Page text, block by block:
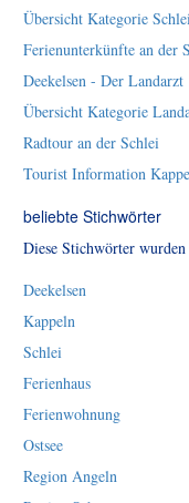
Übersicht Kategorie
Ferienunterkünfte an der
Deekelsen - Der Landarzt
Übersicht Kategorie
Radtour an der Schlei
Tourist Information
beliebte Stichwörter
Diese Stichwörter
Deekelsen
Kappeln
Schlei
Ferienhaus
Ferienwohnung
Ostsee
Region Angeln